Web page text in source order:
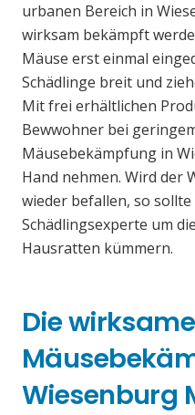
urbanen Bereich in
wirksam bekämpft
Mäuse erst einmal
Schädlinge breit und
Mit frei erhältlichen
Bewwohner bei
Mäusebekämpfung in
Hand nehmen. Wird der
wieder befallen, so
Schädlingsexperte um
Hausratten kümmern.
Die
Wiesenburg